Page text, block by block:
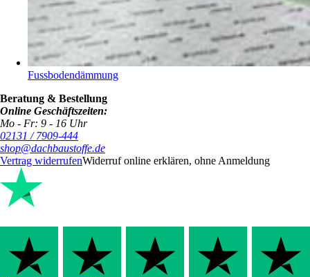
Fussbodendämmung
Beratung & Bestellung
Online Geschäftszeiten:
Mo - Fr: 9 - 16 Uhr
02131 / 7909-444
shop@dachbaustoffe.de
Vertrag widerrufenWiderruf online erklären, ohne Anmeldung